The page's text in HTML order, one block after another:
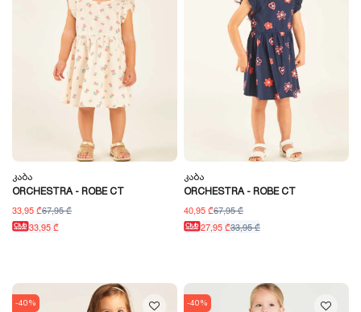
Კაბა
ORCHESTRA - ROBE CT
33,95 ₾67,95 ₾
33,95 ₾
Კაბა
ORCHESTRA - ROBE CT
40,95 ₾67,95 ₾
27,95 ₾33,95 ₾
-40%
-40%